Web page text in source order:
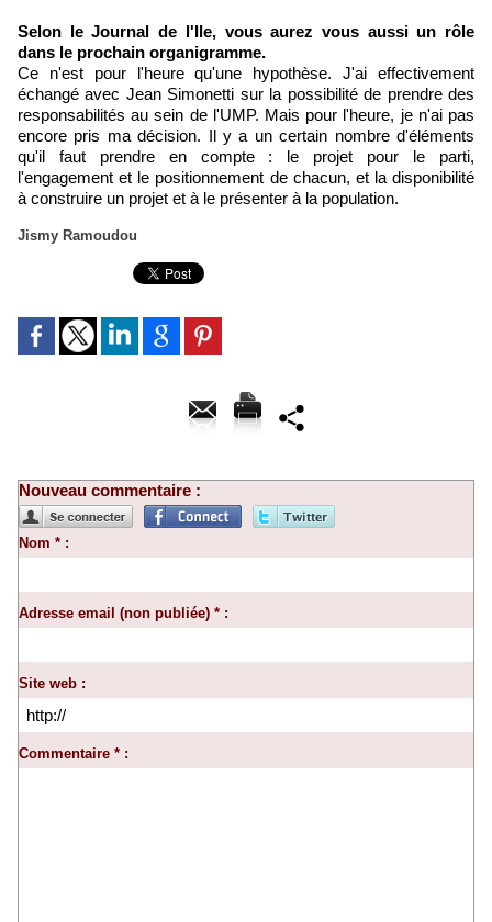
Selon le Journal de l'Ile, vous aurez vous aussi un rôle
dans le prochain organigramme.
Ce n'est pour l'heure qu'une hypothèse. J'ai effectivement
échangé avec Jean Simonetti sur la possibilité de prendre des
responsabilités au sein de l'UMP. Mais pour l'heure, je n'ai pas
encore pris ma décision. Il y a un certain nombre d'éléments
qu'il faut prendre en compte : le projet pour le parti,
l'engagement et le positionnement de chacun, et la disponibilité
à construire un projet et à le présenter à la population.
Jismy Ramoudou
Nouveau commentaire :
Nom * :
Adresse email (non publiée) * :
Site web :
Commentaire * :